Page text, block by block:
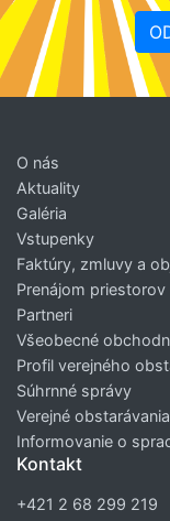
O nás
Aktuality
Galéria
Vstupenky
Faktúry, zmluvy a
Prenájom priestorov
Partneri
Všeobecné
Profil verejného
Súhrnné správy
Verejné
Informovanie o
Kontakt
+421 2 68 299 219